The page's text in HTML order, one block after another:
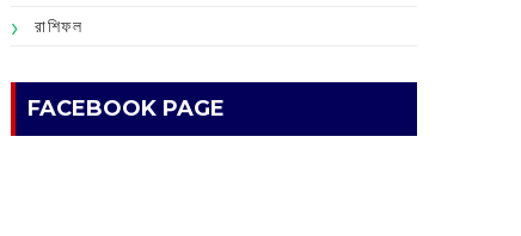
রাশিফল
FACEBOOK PAGE